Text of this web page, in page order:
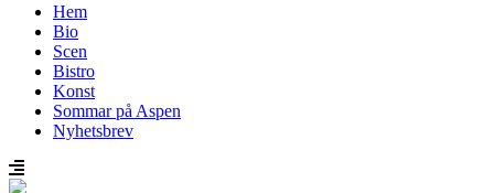
Hem
Bio
Scen
Bistro
Konst
Sommar på Aspen
Nyhetsbrev